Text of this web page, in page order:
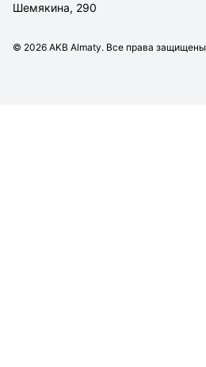
Шемякина, 290
© 2026 AKB Almaty. Все права защищены